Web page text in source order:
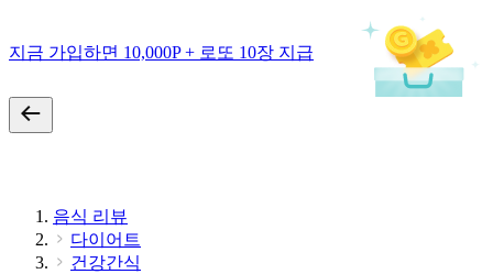
지금 가입하면 10,000P + 로또 10장 지급
음식 리뷰
다이어트
건강간식